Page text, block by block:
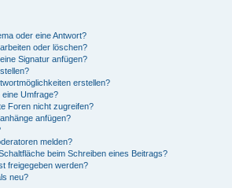
oder eine Antwort?
oder löschen?
Signatur anfügen?
erstellen?
Umfrage?
Foren nicht zugreifen?
anfügen?
melden?
beim Schreiben eines Beitrags?
freigegeben werden?
neu?